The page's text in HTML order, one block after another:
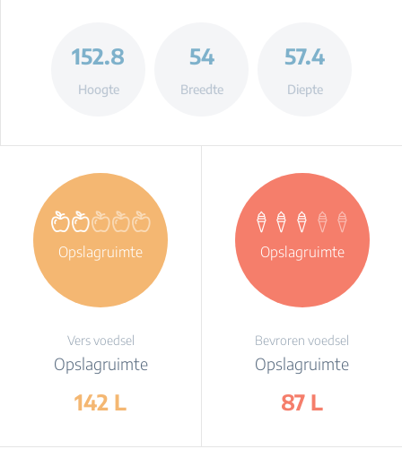
152.8
Hoogte
54
Breedte
57.4
Diepte
Opslagruimte
Vers voedsel
Opslagruimte
142 L
Opslagruimte
Bevroren voedsel
Opslagruimte
87 L